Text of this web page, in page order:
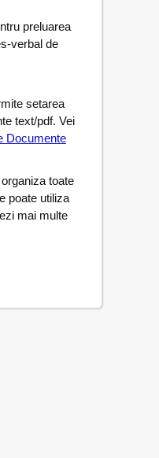
preluarea
verbal de
setarea
text/pdf. Vei
Documente
toate
poate utiliza
mai multe